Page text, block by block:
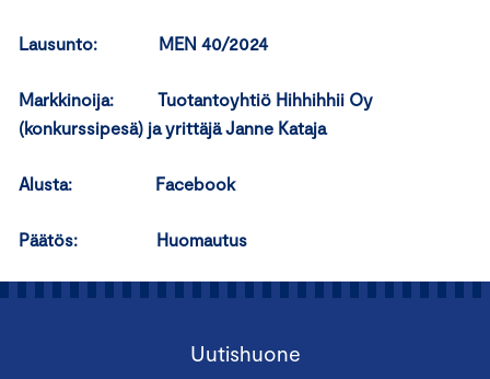
Lausunto: MEN 40/2024
Markkinoija: Tuotantoyhtiö Hihhihhii Oy
(konkurssipesä) ja yrittäjä Janne Kataja
Alusta: Facebook
Päätös: Huomautus
Uutishuone